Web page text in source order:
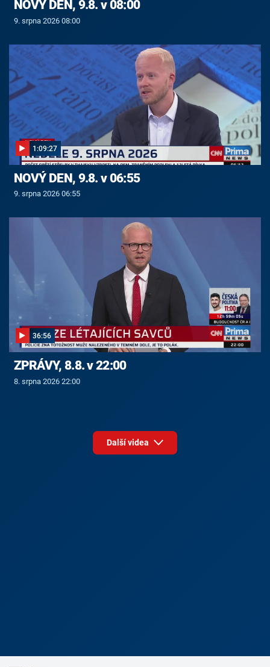
NOVÝ DEN, 9.8. v 08:00
9. srpna 2026 08:00
1:09:27
NOVÝ DEN, 9.8. v 06:55
9. srpna 2026 06:55
36:56
ZPRÁVY, 8.8. v 22:00
8. srpna 2026 22:00
Další videa